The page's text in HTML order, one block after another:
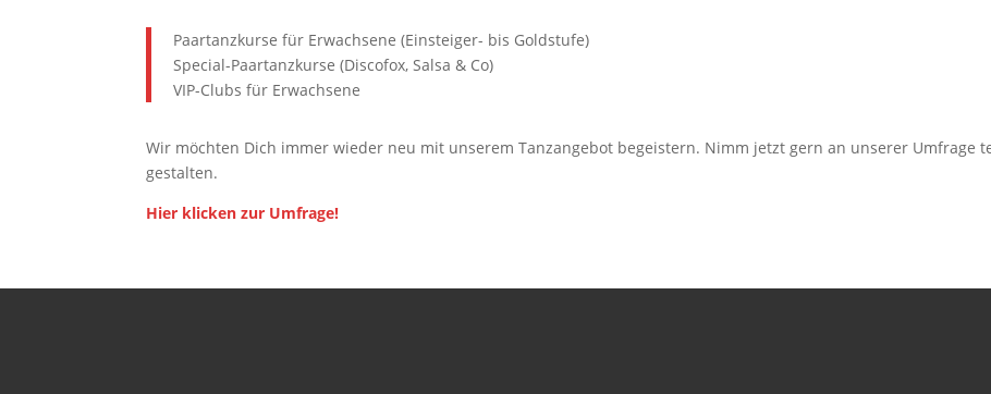
Paartanzkurse für Erwachsene (Einsteiger- bis Goldstufe)
Special-Paartanzkurse (Discofox, Salsa & Co)
VIP-Clubs für Erwachsene
Wir möchten Dich immer wieder neu mit unserem Tanzangebot begeistern. Nimm jetzt gern an unserer Umfrage
gestalten.
Hier klicken zur Umfrage!